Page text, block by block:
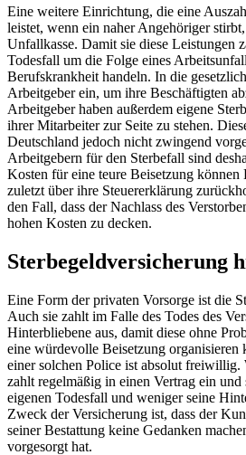
Eine weitere Einrichtung, die eine
leistet, wenn ein naher Angehöriger
Unfallkasse. Damit sie diese Leistungen
Todesfall um die Folge eines
Berufskrankheit handeln. In die
Arbeitgeber ein, um ihre Beschäftigten
Arbeitgeber haben außerdem eigene
ihrer Mitarbeiter zur Seite zu stehen.
Deutschland jedoch nicht zwingend
Arbeitgebern für den Sterbefall sind
Kosten für eine teure Beisetzung
zuletzt über ihre Steuererklärung
den Fall, dass der Nachlass des
hohen Kosten zu decken.
Sterbegeldversicherung
Eine Form der privaten Vorsorge ist die
Auch sie zahlt im Falle des Todes des
Hinterbliebene aus, damit diese ohne
eine würdevolle Beisetzung organisieren
einer solchen Police ist absolut freiwillig.
zahlt regelmäßig in einen Vertrag ein und
eigenen Todesfall und weniger seine
Zweck der Versicherung ist, dass der
seiner Bestattung keine Gedanken
vorgesorgt hat.